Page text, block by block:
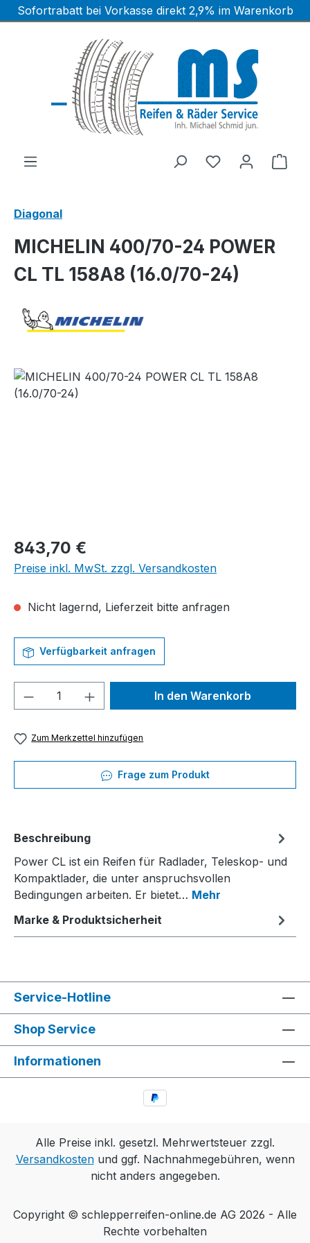
Zum Hauptinhalt springen
Sofortrabatt bei Vorkasse direkt 2,9% im Warenkorb
Diagonal
MICHELIN 400/70-24 POWER
CL TL 158A8 (16.0/70-24)
Bildergalerie überspringen
Regulärer Preis:
843,70 €
Preise inkl. MwSt. zzgl. Versandkosten
Nicht lagernd, Lieferzeit bitte anfragen
Verfügbarkeit anfragen
Produkt Anzahl: Gib denIn den Warenkorb
Zum Merkzettel hinzufügen
Frage zum Produkt
Beschreibung
Power CL ist ein Reifen für Radlader, Teleskop- und
Kompaktlader, die unter anspruchsvollen
Bedingungen arbeiten. Er bietet… Mehr
Marke & Produktsicherheit
Service-Hotline
Shop Service
Informationen
Alle Preise inkl. gesetzl. Mehrwertsteuer zzgl.
Versandkostenund ggf. Nachnahmegebühren, wenn
nicht anders angegeben.
Copyright © schlepperreifen-online.de AG 2026 - Alle
Rechte vorbehalten